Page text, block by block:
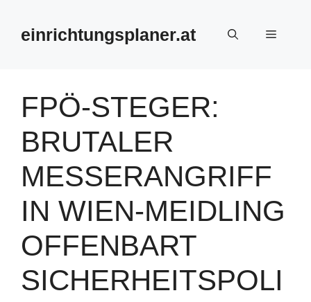
springeneinrichtungsplaner.at Menü
FPÖ-STEGER:
BRUTALER
MESSERANGRIFF
IN WIEN-MEIDLING
OFFENBART
SICHERHEITSPOLI